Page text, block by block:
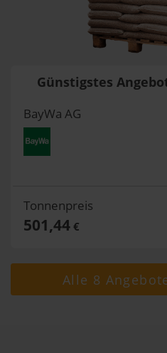
Günstigstes
BayWa AG
Tonnenpreis
501,44€
Alle 8